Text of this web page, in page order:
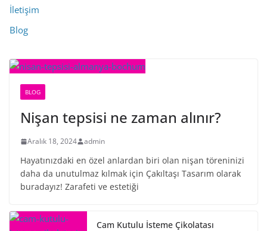
İletişim
Blog
BLOG
Nişan tepsisi ne zaman alınır?
Aralık 18, 2024 admin
Hayatınızdaki en özel anlardan biri olan nişan töreninizi
daha da unutulmaz kılmak için Çakıltaşı Tasarım olarak
buradayız! Zarafeti ve estetiği
Cam Kutulu İsteme Çikolatası